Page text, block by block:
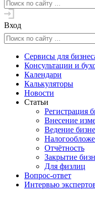
Вход
Сервисы для
Консультации и
Календари
Калькуляторы
Новости
Статьи
Регистрация
Внесение
Ведение
Отчётность
Закрытие
Для физлиц
Вопрос-ответ
Интервью